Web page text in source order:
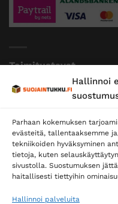
Hallinnoi
Parhaan kokemuksen
evästeitä, tallentaaksemme
tekniikoiden hyväksyminen
tietoja, kuten
sivustolla. Suostumuksen
haitallisesti tiettyihin
Hallinnoi palveluita
Toimitustavat
Posti
Postnord
Tilaa uutiskirje ja saat